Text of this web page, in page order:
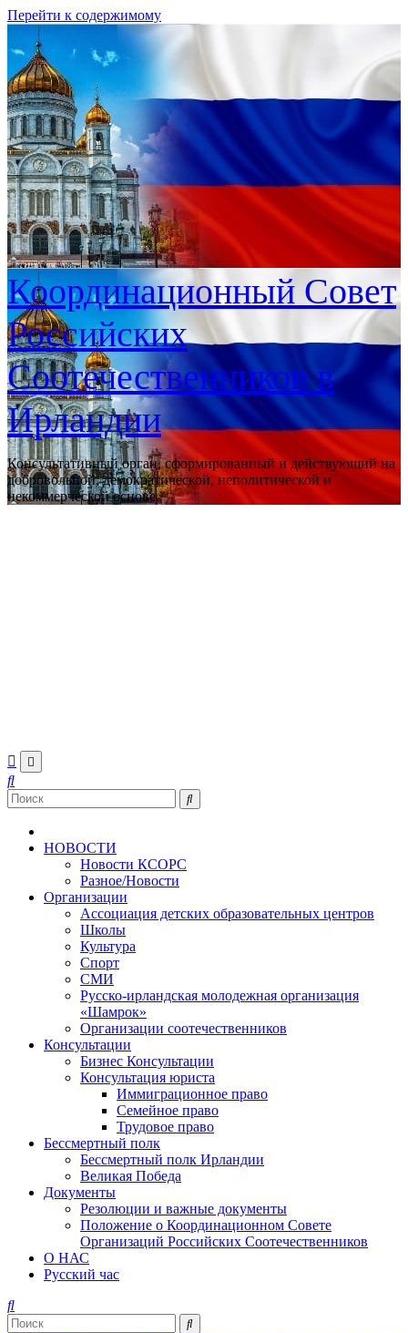
Перейти к содержимому
Координационный Совет
Российских
Соотечественников в
Ирландии
Консультативный орган, сформированный и действующий на
добровольной, демократической, неполитической и
некоммерческой основе
НОВОСТИ
Новости КСОРС
Разное/Новости
Организации
Ассоциация детских образовательных центров
Школы
Культура
Спорт
СМИ
Русско-ирландская молодежная организация
«Шамрок»
Организации соотечественников
Консультации
Бизнес Консультации
Консультация юриста
Иммиграционное право
Семейное право
Трудовое право
Бессмертный полк
Бессмертный полк Ирландии
Великая Победа
Документы
Резолюции и важные документы
Положение о Координационном Совете
Организаций Российских Соотечественников
О НАС
Русский час